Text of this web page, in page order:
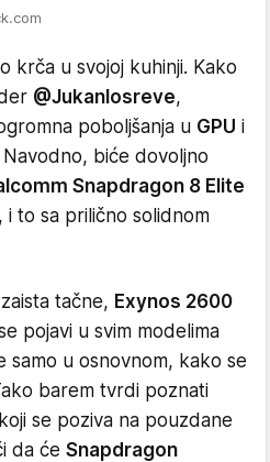
krča u svojoj kuhinji. Kako
@Jukanlosreve,
poboljšanja u GPU i
Navodno, biće dovoljno
Snapdragon 8 Elite
, i to sa prilično solidnom
tačne, Exynos 2600
pojavi u svim modelima
samo u osnovnom, kako se
barem tvrdi poznati
se poziva na pouzdane
da će Snapdragon